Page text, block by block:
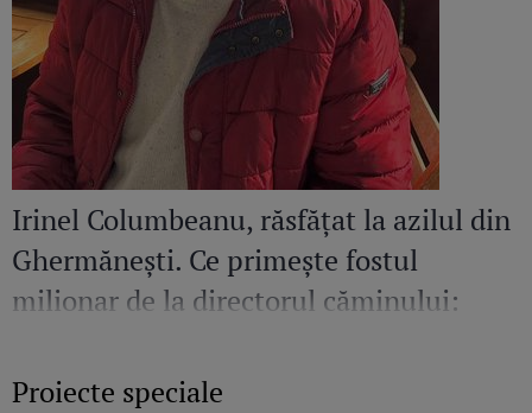
Irinel Columbeanu, răsfățat la azilul din
Ghermănești. Ce primește fostul
milionar de la directorul căminului:
Proiecte speciale